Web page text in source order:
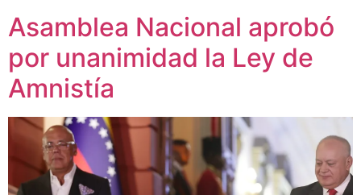
Asamblea Nacional aprobó
por unanimidad la Ley de
Amnistía